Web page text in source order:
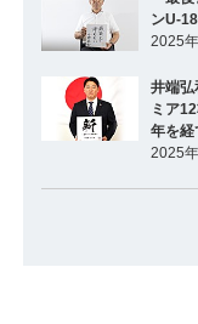
ンU-
2025
井端弘
ミア
年を
2025